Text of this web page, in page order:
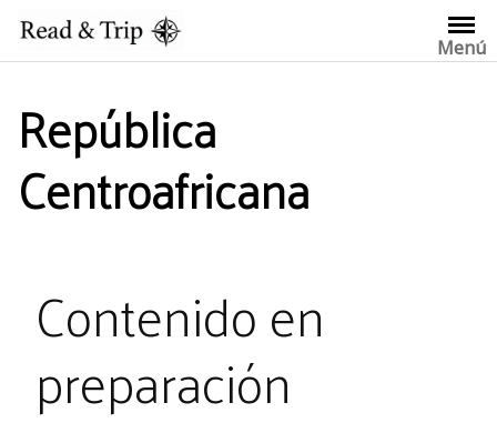
contenido
Menú
República
Centroafricana
Contenido en
preparación